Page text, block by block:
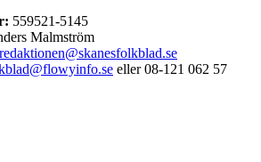
559521-5145
Malmström
redaktionen@skanesfolkblad.se
eller 08-121 062 57